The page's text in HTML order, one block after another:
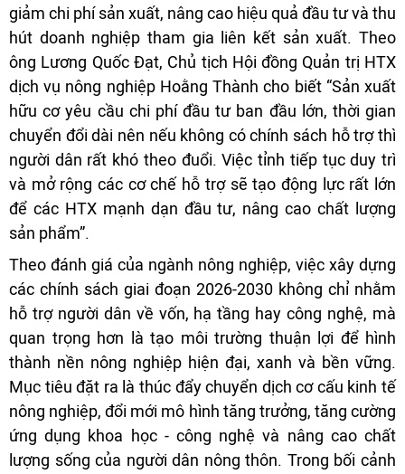
giảm chi phí sản xuất, nâng cao hiệu quả đầu tư và thu
hút doanh nghiệp tham gia liên kết sản xuất. Theo
ông Lương Quốc Đạt, Chủ tịch Hội đồng Quản trị HTX
dịch vụ nông nghiệp Hoằng Thành cho biết “Sản xuất
hữu cơ yêu cầu chi phí đầu tư ban đầu lớn, thời gian
chuyển đổi dài nên nếu không có chính sách hỗ trợ thì
người dân rất khó theo đuổi. Việc tỉnh tiếp tục duy trì
và mở rộng các cơ chế hỗ trợ sẽ tạo động lực rất lớn
để các HTX mạnh dạn đầu tư, nâng cao chất lượng
sản phẩm”.
Theo đánh giá của ngành nông nghiệp, việc xây dựng
các chính sách giai đoạn 2026-2030 không chỉ nhằm
hỗ trợ người dân về vốn, hạ tầng hay công nghệ, mà
quan trọng hơn là tạo môi trường thuận lợi để hình
thành nền nông nghiệp hiện đại, xanh và bền vững.
Mục tiêu đặt ra là thúc đẩy chuyển dịch cơ cấu kinh tế
nông nghiệp, đổi mới mô hình tăng trưởng, tăng cường
ứng dụng khoa học - công nghệ và nâng cao chất
lượng sống của người dân nông thôn. Trong bối cảnh